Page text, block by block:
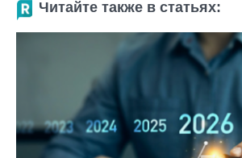
Читайте также в статьях: